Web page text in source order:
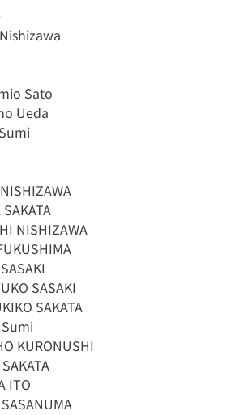
Sato​
Ueda
NISHIZAWA
SASAKI
SAKATA
KURONUSHI
ITO